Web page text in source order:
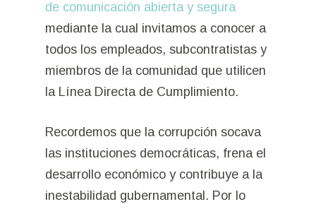
de comunicación abierta y segura
mediante la cual invitamos a conocer a
todos los empleados, subcontratistas y
miembros de la comunidad que utilicen
la Línea Directa de Cumplimiento.
Recordemos que la corrupción socava
las instituciones democráticas, frena el
desarrollo económico y contribuye a la
inestabilidad gubernamental. Por lo